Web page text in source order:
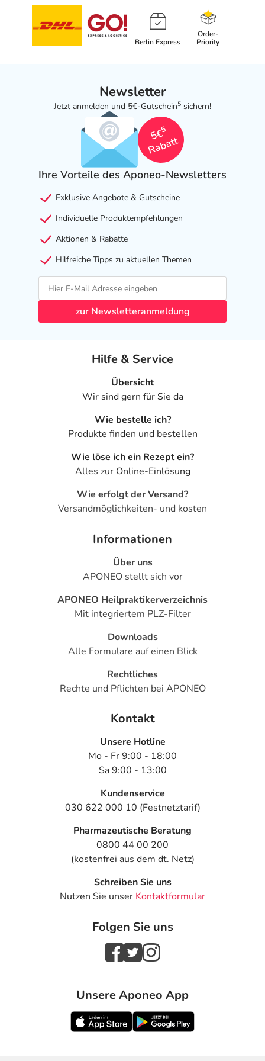
- Magen-Darm-Beschwerden, wie:
- Übelkeit
- Erbrechen
- Schwindel
- Delirium (Verwirrtheit)
- Überempfindlichkeitsreaktionen der Haut, wie:
- Hautausschlag
- Erhöhte Lichtempfindlichkeit der Haut
- Haarausfall
- Anfälle von Atemnot
- Anstieg der Nierenwerte (Kreatinin und Harnstoff)
- Anstieg der Leberwerte
- Allgemeine Schwäche
Veränderung während der Behandlung, wenden Sie sich
Für die Information an dieser Stelle werden vor allem
Nebenwirkungen berücksichtigt, die bei mindestens
einem von 1.000 behandelten Patienten auftreten.
Bei Gürtelrose: Erwachsene 2 Tabletten 5-mal täglich
Herpesinfektionen
Anwendungshinweise
Die Gesamtdosis sollte nicht ohne Rücksprache mit
einem Arzt oder Apotheker überschritten werden.
Art der Anwendung?
Nehmen Sie das Arzneimittel mit Flüssigkeit (z.B. 1 Glas
Dauer der Anwendung?
Die Anwendungsdauer richtet sich nach Art der
Beschwerde und/oder Dauer der Erkrankung und wird
deshalb nur von Ihrem Arzt bestimmt.
Bei einer Überdosierung kann es unter anderem zu
kommen. Setzen Sie sich bei dem Verdacht auf eine
Zeitpunkt ganz normal (also nicht mit der doppelten
Berlin Express
Order-
Priority
Newsletter
Jetzt anmelden und 5€-Gutschein5 sichern!
5€
5
Rabatt
Ihre Vorteile des Aponeo-Newsletters
Exklusive Angebote & Gutscheine
Individuelle Produktempfehlungen
Aktionen & Rabatte
Hilfreiche Tipps zu aktuellen Themen
zur Newsletteranmeldung
Hilfe & Service
Übersicht
Wir sind gern für Sie da
Wie bestelle ich?
Produkte finden und bestellen
Wie löse ich ein Rezept ein?
Alles zur Online-Einlösung
Wie erfolgt der Versand?
Versandmöglichkeiten- und kosten
Informationen
Über uns
APONEO stellt sich vor
APONEO Heilpraktikerverzeichnis
Mit integriertem PLZ-Filter
Downloads
Alle Formulare auf einen Blick
Rechtliches
Rechte und Pflichten bei APONEO
Kontakt
Unsere Hotline
Mo - Fr 9:00 - 18:00
Sa 9:00 - 13:00
Kundenservice
030 622 000 10 (Festnetztarif)
Pharmazeutische Beratung
0800 44 00 200
(kostenfrei aus dem dt. Netz)
Schreiben Sie uns
Nutzen Sie unser Kontaktformular
Folgen Sie uns
Unsere Aponeo App